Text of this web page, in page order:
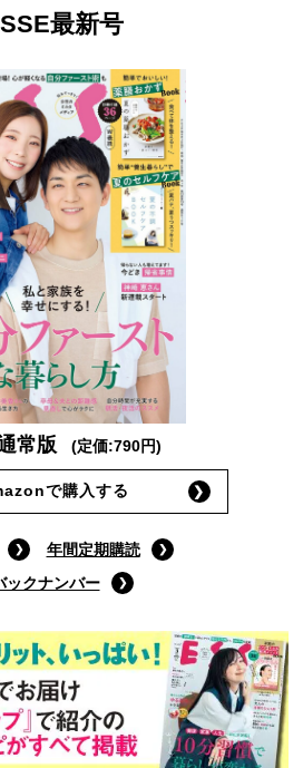
最新号
常版 (定価:790円)
で購入する
年間定期購読
ックナンバー